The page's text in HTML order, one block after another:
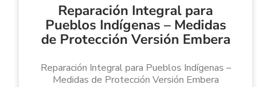
Reparación Integral para
Pueblos Indígenas – Medidas
de Protección Versión Embera
Reparación Integral para Pueblos Indígenas –
Medidas de Protección Versión Embera